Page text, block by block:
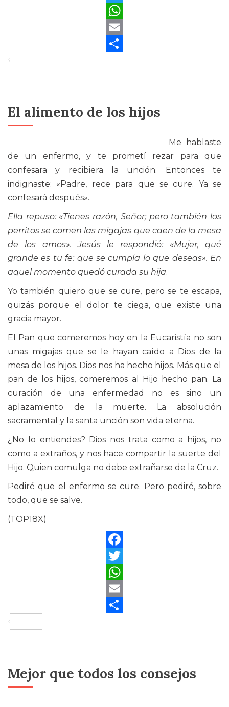
Twitter
WhatsApp
Email
El alimento de los hijos
Me hablaste
de un enfermo, y te prometí rezar para que
confesara y recibiera la unción. Entonces te
indignaste: «Padre, rece para que se cure. Ya se
confesará después».
Ella repuso: «Tienes razón, Señor; pero también los
perritos se comen las migajas que caen de la mesa
de los amos». Jesús le respondió: «Mujer, qué
grande es tu fe: que se cumpla lo que deseas». En
aquel momento quedó curada su hija.
Yo también quiero que se cure, pero se te escapa,
quizás porque el dolor te ciega, que existe una
gracia mayor.
El Pan que comeremos hoy en la Eucaristía no son
unas migajas que se le hayan caído a Dios de la
mesa de los hijos. Dios nos ha hecho hijos. Más que el
pan de los hijos, comeremos al Hijo hecho pan. La
curación de una enfermedad no es sino un
aplazamiento de la muerte. La absolución
sacramental y la santa unción son vida eterna.
¿No lo entiendes? Dios nos trata como a hijos, no
como a extraños, y nos hace compartir la suerte del
Hijo. Quien comulga no debe extrañarse de la Cruz.
Pediré que el enfermo se cure. Pero pediré, sobre
todo, que se salve.
(TOP18X)
Facebook
Twitter
WhatsApp
Email
Mejor que todos los consejos